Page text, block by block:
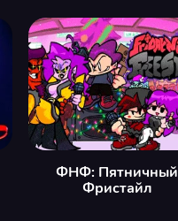
ФНФ: Пятничный
Фристайл